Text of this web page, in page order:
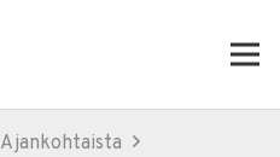
Ajankohtaista